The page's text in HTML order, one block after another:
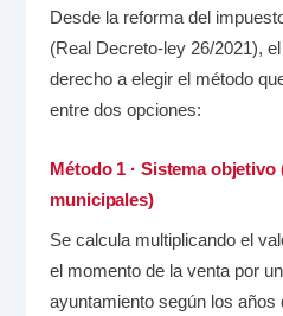
Desde la reforma del
(Real Decreto-ley 26/2021),
derecho a elegir el método
entre dos opciones:
Método 1 · Sistema
municipales)
Se calcula multiplicando el
el momento de la venta por
ayuntamiento según los años